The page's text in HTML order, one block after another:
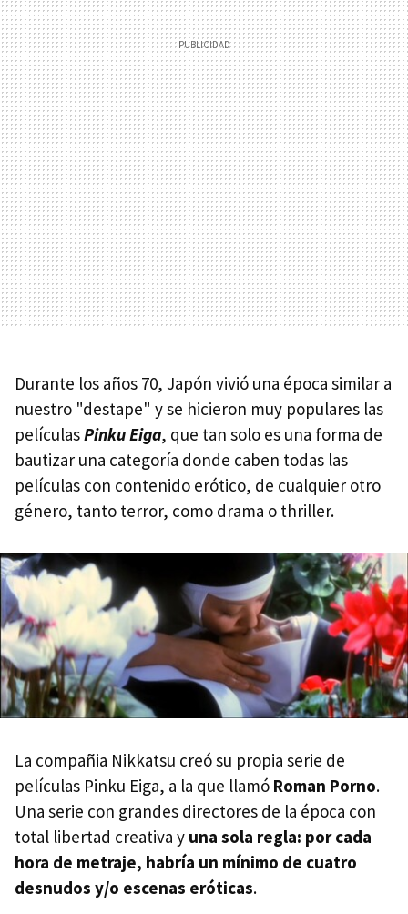
Durante los años 70, Japón vivió una época similar a
nuestro "destape" y se hicieron muy populares las
películasPinku Eiga, que tan solo es una forma de
bautizar una categoría donde caben todas las
películas con contenido erótico, de cualquier otro
género, tanto terror, como drama o thriller.
La compañia Nikkatsu creó su propia serie de
películas Pinku Eiga, a la que llamó Roman Porno.
Una serie con grandes directores de la época con
total libertad creativa y una sola regla: por cada
hora de metraje, habría un mínimo de cuatro
desnudos y/o escenas eróticas.